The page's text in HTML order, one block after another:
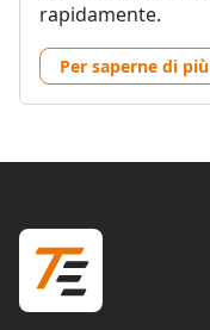
rapidamente.
Per saperne di più